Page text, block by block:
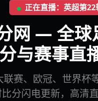
正在直播：英超第22
网 — 全球
与赛事直
联赛、欧冠、世界杯
分闪电更新，高清